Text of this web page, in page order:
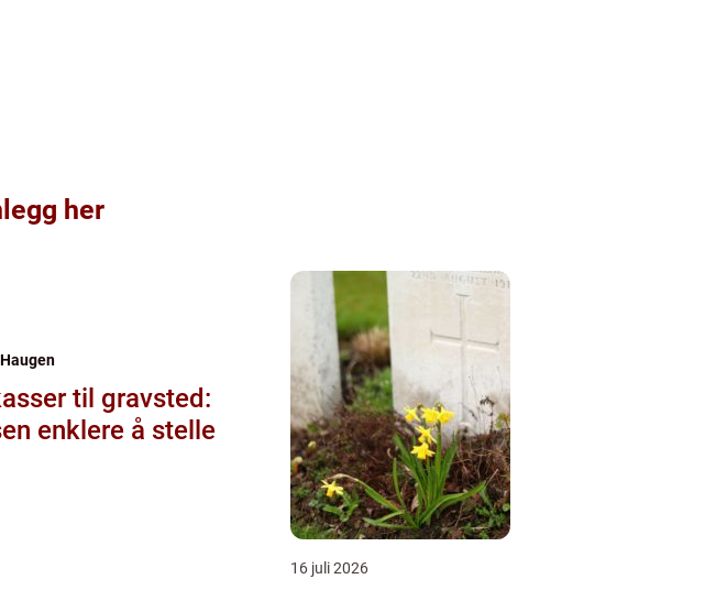
her
til gravsted:
enklere å stelle
16 juli 2026